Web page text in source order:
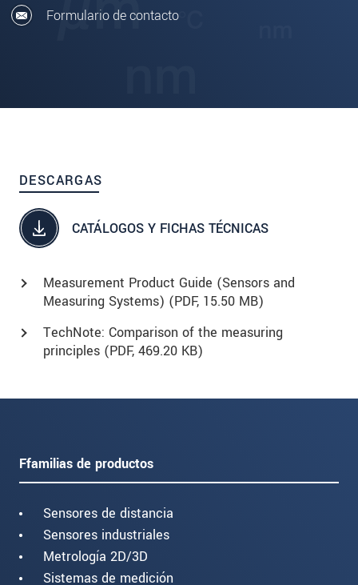
Formulario de contacto
DESCARGAS
CATÁLOGOS Y FICHAS TÉCNICAS
Measurement Product Guide (Sensors and
Measuring Systems) (PDF, 15.50 MB)
TechNote: Comparison of the measuring
principles (PDF, 469.20 KB)
Ffamilias de productos
Sensores de distancia
Sensores industriales
Metrología 2D/3D
Sistemas de medición